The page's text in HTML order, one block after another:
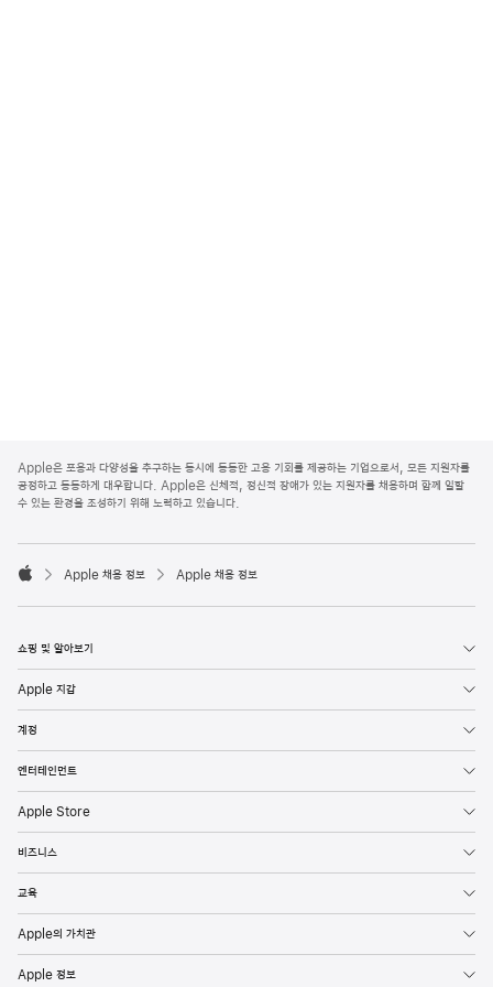
p
p
l
o
e
Apple은 포용과 다양성을 추구하는 동시에 동등한 고용 기회를 제공하는 기업으로서, 모든 지원자를
공정하고 동등하게 대우합니다. Apple은 신체적, 정신적 장애가 있는 지원자를 채용하며 함께 일할
수 있는 환경을 조성하기 위해 노력하고 있습니다.

p
l
Apple 채용 정보 Apple 채용 정보
쇼핑 및 알아보기
Apple 지갑
계정
엔터테인먼트
Apple Store
비즈니스
교육
Apple의 가치관
Apple 정보